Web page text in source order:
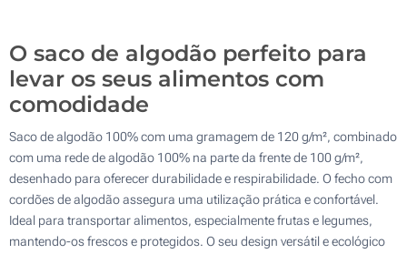
O saco de algodão perfeito para
levar os seus alimentos com
comodidade
Saco de algodão 100% com uma gramagem de 120 g/m², combinado
com uma rede de algodão 100% na parte da frente de 100 g/m²,
desenhado para oferecer durabilidade e respirabilidade. O fecho com
cordões de algodão assegura uma utilização prática e confortável.
Ideal para transportar alimentos, especialmente frutas e legumes,
mantendo-os frescos e protegidos. O seu design versátil e ecológico